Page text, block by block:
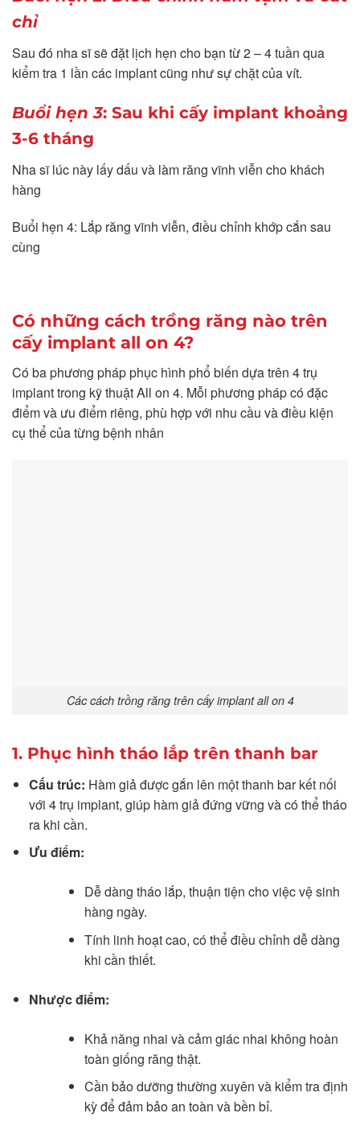
chỉ
Sau đó nha sĩ sẽ đặt lịch hẹn cho bạn từ 2 – 4 tuần qua
kiểm tra 1 lần các implant cũng như sự chặt của vít.
Buổi hẹn 3: Sau khi cấy implant khoảng
3-6 tháng
Nha sĩ lúc này lấy dấu và làm răng vĩnh viễn cho khách
hàng
Buổi hẹn 4: Lắp răng vĩnh viễn, điều chỉnh khớp cắn sau
cùng
Có những cách trồng răng nào trên
cấy implant all on 4?
Có ba phương pháp phục hình phổ biến dựa trên 4 trụ
implant trong kỹ thuật All on 4. Mỗi phương pháp có đặc
điểm và ưu điểm riêng, phù hợp với nhu cầu và điều kiện
cụ thể của từng bệnh nhân
Các cách trồng răng trên cấy implant all on 4
1. Phục hình tháo lắp trên thanh bar
Cấu trúc: Hàm giả được gắn lên một thanh bar kết nối
với 4 trụ implant, giúp hàm giả đứng vững và có thể tháo
ra khi cần.
Ưu điểm:
Dễ dàng tháo lắp, thuận tiện cho việc vệ sinh
hàng ngày.
Tính linh hoạt cao, có thể điều chỉnh dễ dàng
khi cần thiết.
Nhược điểm:
Khả năng nhai và cảm giác nhai không hoàn
toàn giống răng thật.
Cần bảo dưỡng thường xuyên và kiểm tra định
kỳ để đảm bảo an toàn và bền bỉ.